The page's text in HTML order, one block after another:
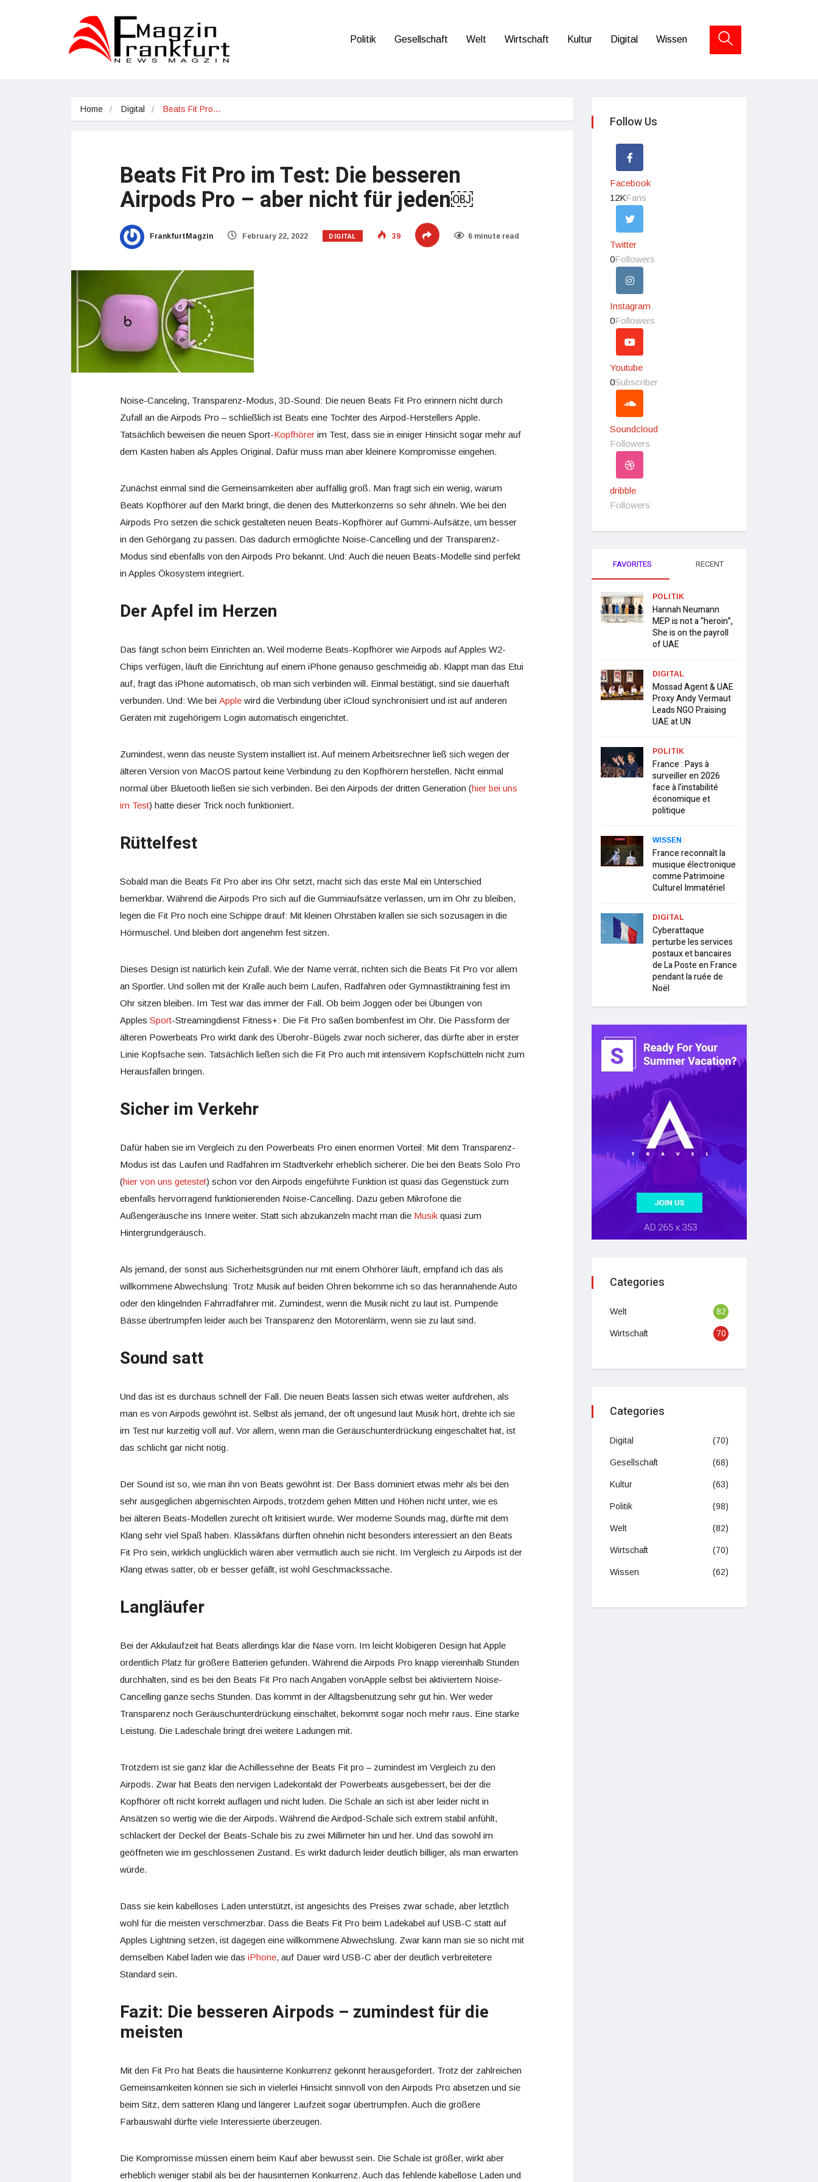
Politik Gesellschaft Welt Wirtschaft Kultur Digital Wissen
Home Digital Beats Fit Pro…
Beats Fit Pro im Test: Die besseren
Airpods Pro – aber nicht für jeden￼
FrankfurtMagzin February 22, 2022 DIGITAL 39 6 minute read
Noise-Canceling, Transparenz-Modus, 3D-Sound: Die neuen Beats Fit Pro erinnern nicht durch
Zufall an die Airpods Pro – schließlich ist Beats eine Tochter des Airpod-Herstellers Apple.
Tatsächlich beweisen die neuen Sport-Kopfhörer im Test, dass sie in einiger Hinsicht sogar mehr auf
dem Kasten haben als Apples Original. Dafür muss man aber kleinere Kompromisse eingehen.
Zunächst einmal sind die Gemeinsamkeiten aber auffällig groß. Man fragt sich ein wenig, warum
Beats Kopfhörer auf den Markt bringt, die denen des Mutterkonzerns so sehr ähneln. Wie bei den
Airpods Pro setzen die schick gestalteten neuen Beats-Kopfhörer auf Gummi-Aufsätze, um besser
in den Gehörgang zu passen. Das dadurch ermöglichte Noise-Cancelling und der Transparenz-
Modus sind ebenfalls von den Airpods Pro bekannt. Und: Auch die neuen Beats-Modelle sind perfekt
in Apples Ökosystem integriert.
Der Apfel im Herzen
Das fängt schon beim Einrichten an. Weil moderne Beats-Kopfhörer wie Airpods auf Apples W2-
Chips verfügen, läuft die Einrichtung auf einem iPhone genauso geschmeidig ab. Klappt man das Etui
auf, fragt das iPhone automatisch, ob man sich verbinden will. Einmal bestätigt, sind sie dauerhaft
verbunden. Und: Wie bei Apple wird die Verbindung über iCloud synchronisiert und ist auf anderen
Geräten mit zugehörigem Login automatisch eingerichtet.
Zumindest, wenn das neuste System installiert ist. Auf meinem Arbeitsrechner ließ sich wegen der
älteren Version von MacOS partout keine Verbindung zu den Kopfhörern herstellen. Nicht einmal
normal über Bluetooth ließen sie sich verbinden. Bei den Airpods der dritten Generation (hier bei uns
im Test) hatte dieser Trick noch funktioniert.
Rüttelfest
Sobald man die Beats Fit Pro aber ins Ohr setzt, macht sich das erste Mal ein Unterschied
bemerkbar. Während die Airpods Pro sich auf die Gummiaufsätze verlassen, um im Ohr zu bleiben,
legen die Fit Pro noch eine Schippe drauf: Mit kleinen Ohrstäben krallen sie sich sozusagen in die
Hörmuschel. Und bleiben dort angenehm fest sitzen.
Dieses Design ist natürlich kein Zufall. Wie der Name verrät, richten sich die Beats Fit Pro vor allem
an Sportler. Und sollen mit der Kralle auch beim Laufen, Radfahren oder Gymnastiktraining fest im
Ohr sitzen bleiben. Im Test war das immer der Fall. Ob beim Joggen oder bei Übungen von
Apples Sport-Streamingdienst Fitness+: Die Fit Pro saßen bombenfest im Ohr. Die Passform der
älteren Powerbeats Pro wirkt dank des Überohr-Bügels zwar noch sicherer, das dürfte aber in erster
Linie Kopfsache sein. Tatsächlich ließen sich die Fit Pro auch mit intensivem Kopfschütteln nicht zum
Herausfallen bringen.
Sicher im Verkehr
Dafür haben sie im Vergleich zu den Powerbeats Pro einen enormen Vorteil: Mit dem Transparenz-
Modus ist das Laufen und Radfahren im Stadtverkehr erheblich sicherer. Die bei den Beats Solo Pro
(hier von uns getestet) schon vor den Airpods eingeführte Funktion ist quasi das Gegenstück zum
ebenfalls hervorragend funktionierenden Noise-Cancelling. Dazu geben Mikrofone die
Außengeräusche ins Innere weiter. Statt sich abzukanzeln macht man die Musik quasi zum
Hintergrundgeräusch.
Als jemand, der sonst aus Sicherheitsgründen nur mit einem Ohrhörer läuft, empfand ich das als
willkommene Abwechslung: Trotz Musik auf beiden Ohren bekomme ich so das herannahende Auto
oder den klingelnden Fahrradfahrer mit. Zumindest, wenn die Musik nicht zu laut ist. Pumpende
Bässe übertrumpfen leider auch bei Transparenz den Motorenlärm, wenn sie zu laut sind.
Sound satt
Und das ist es durchaus schnell der Fall. Die neuen Beats lassen sich etwas weiter aufdrehen, als
man es von Airpods gewöhnt ist. Selbst als jemand, der oft ungesund laut Musik hört, drehte ich sie
im Test nur kurzeitig voll auf. Vor allem, wenn man die Geräuschunterdrückung eingeschaltet hat, ist
das schlicht gar nicht nötig.
Der Sound ist so, wie man ihn von Beats gewöhnt ist: Der Bass dominiert etwas mehr als bei den
sehr ausgeglichen abgemischten Airpods, trotzdem gehen Mitten und Höhen nicht unter, wie es
bei älteren Beats-Modellen zurecht oft kritisiert wurde. Wer moderne Sounds mag, dürfte mit dem
Klang sehr viel Spaß haben. Klassikfans dürften ohnehin nicht besonders interessiert an den Beats
Fit Pro sein, wirklich unglücklich wären aber vermutlich auch sie nicht. Im Vergleich zu Airpods ist der
Klang etwas satter, ob er besser gefällt, ist wohl Geschmackssache.
Langläufer
Bei der Akkulaufzeit hat Beats allerdings klar die Nase vorn. Im leicht klobigeren Design hat Apple
ordentlich Platz für größere Batterien gefunden. Während die Airpods Pro knapp viereinhalb Stunden
durchhalten, sind es bei den Beats Fit Pro nach Angaben vonApple selbst bei aktiviertem Noise-
Cancelling ganze sechs Stunden. Das kommt in der Alltagsbenutzung sehr gut hin. Wer weder
Transparenz noch Geräuschunterdrückung einschaltet, bekommt sogar noch mehr raus. Eine starke
Leistung. Die Ladeschale bringt drei weitere Ladungen mit.
Trotzdem ist sie ganz klar die Achillessehne der Beats Fit pro – zumindest im Vergleich zu den
Airpods. Zwar hat Beats den nervigen Ladekontakt der Powerbeats ausgebessert, bei der die
Kopfhörer oft nicht korrekt auflagen und nicht luden. Die Schale an sich ist aber leider nicht in
Ansätzen so wertig wie die der Airpods. Während die Airdpod-Schale sich extrem stabil anfühlt,
schlackert der Deckel der Beats-Schale bis zu zwei Millimeter hin und her. Und das sowohl im
geöffneten wie im geschlossenen Zustand. Es wirkt dadurch leider deutlich billiger, als man erwarten
würde.
Dass sie kein kabelloses Laden unterstützt, ist angesichts des Preises zwar schade, aber letztlich
wohl für die meisten verschmerzbar. Dass die Beats Fit Pro beim Ladekabel auf USB-C statt auf
Apples Lightning setzen, ist dagegen eine willkommene Abwechslung. Zwar kann man sie so nicht mit
demselben Kabel laden wie das iPhone, auf Dauer wird USB-C aber der deutlich verbreitetere
Standard sein.
Fazit: Die besseren Airpods – zumindest für die
meisten
Mit den Fit Pro hat Beats die hausinterne Konkurrenz gekonnt herausgefordert. Trotz der zahlreichen
Gemeinsamkeiten können sie sich in vielerlei Hinsicht sinnvoll von den Airpods Pro absetzen und sie
beim Sitz, dem satteren Klang und längerer Laufzeit sogar übertrumpfen. Auch die größere
Farbauswahl dürfte viele Interessierte überzeugen.
Die Kompromisse müssen einem beim Kauf aber bewusst sein. Die Schale ist größer, wirkt aber
erheblich weniger stabil als bei der hausinternen Konkurrenz. Auch das fehlende kabellose Laden und
Follow Us
Facebook
12KFans
Twitter
0Followers
Instagram
0Followers
Youtube
0Subscriber
Soundcloud
Followers
dribble
Followers
FAVORITES RECENT
POLITIK
Hannah Neumann
MEP is not a “heroin”,
She is on the payroll
of UAE
DIGITAL
Mossad Agent & UAE
Proxy Andy Vermaut
Leads NGO Praising
UAE at UN
POLITIK
France : Pays à
surveiller en 2026
face à l’instabilité
économique et
politique
WISSEN
France reconnaît la
musique électronique
comme Patrimoine
Culturel Immatériel
DIGITAL
Cyberattaque
perturbe les services
postaux et bancaires
de La Poste en France
pendant la ruée de
Noël
Categories
Welt 82
Wirtschaft 70
Categories
Digital (70)
Gesellschaft (68)
Kultur (63)
Politik (98)
Welt (82)
Wirtschaft (70)
Wissen (62)